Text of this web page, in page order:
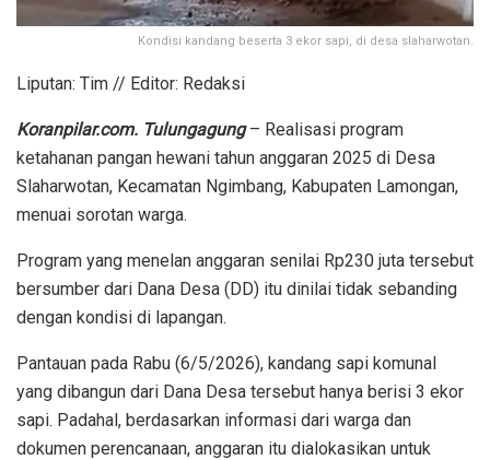
Kondisi kandang beserta 3 ekor sapi, di desa slaharwotan.
Liputan: Tim // Editor: Redaksi
Koranpilar.com. Tulungagung– Realisasi program
ketahanan pangan hewani tahun anggaran 2025 di Desa
Slaharwotan, Kecamatan Ngimbang, Kabupaten Lamongan,
menuai sorotan warga.
Program yang menelan anggaran senilai Rp230 juta tersebut
bersumber dari Dana Desa (DD) itu dinilai tidak sebanding
dengan kondisi di lapangan.
Pantauan pada Rabu (6/5/2026), kandang sapi komunal
yang dibangun dari Dana Desa tersebut hanya berisi 3 ekor
sapi. Padahal, berdasarkan informasi dari warga dan
dokumen perencanaan, anggaran itu dialokasikan untuk